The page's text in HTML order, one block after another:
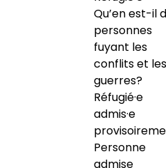
Qu’en est-il
personnes
fuyant les
conflits et les
guerres?
Réfugié·e
admis·e
Personne
admise